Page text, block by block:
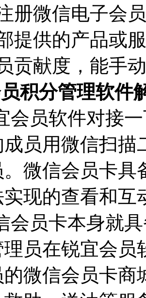
册微信电子会
提供的产品或
贡献度，能手
积分管理软件
会员软件对接
员用微信扫描
。微信会员卡
现的查看和互
会员卡本身就
理员在锐宜会
微信会员卡商